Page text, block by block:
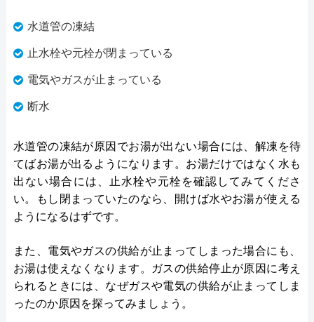
水道管の凍結
止水栓や元栓が閉まっている
電気やガスが止まっている
断水
水道管の凍結が原因でお湯が出ない場合には、解凍を待
てばお湯が出るようになります。お湯だけではなく水も
出ない場合には、止水栓や元栓を確認してみてくださ
い。もし閉まっていたのなら、開けば水やお湯が使える
ようになるはずです。
また、電気やガスの供給が止まってしまった場合にも、
お湯は使えなくなります。ガスの供給停止が原因に考え
られるときには、なぜガスや電気の供給が止まってしま
ったのか原因を探ってみましょう。